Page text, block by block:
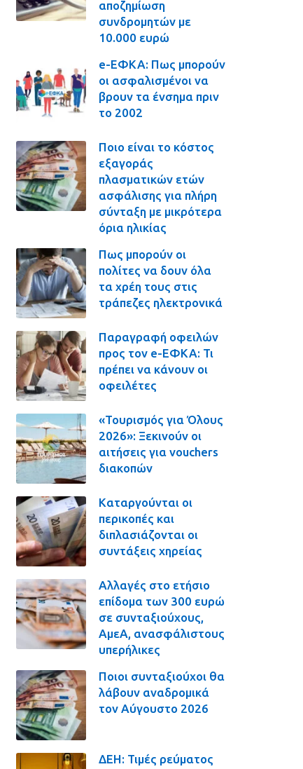
αποζημίωση
συνδρομητών με
10.000 ευρώ
e-ΕΦΚΑ: Πως μπορούν
οι ασφαλισμένοι να
βρουν τα ένσημα πριν
το 2002
Ποιο είναι το κόστος
εξαγοράς
πλασματικών ετών
ασφάλισης για πλήρη
σύνταξη με μικρότερα
όρια ηλικίας
Πως μπορούν οι
πολίτες να δουν όλα
τα χρέη τους στις
τράπεζες ηλεκτρονικά
Παραγραφή οφειλών
προς τον e-ΕΦΚΑ: Τι
πρέπει να κάνουν οι
οφειλέτες
«Τουρισμός για Όλους
2026»: Ξεκινούν οι
αιτήσεις για vouchers
διακοπών
Καταργούνται οι
περικοπές και
διπλασιάζονται οι
συντάξεις χηρείας
Αλλαγές στο ετήσιο
επίδομα των 300 ευρώ
σε συνταξιούχους,
ΑμεΑ, ανασφάλιστους
υπερήλικες
Ποιοι συνταξιούχοι θα
λάβουν αναδρομικά
τον Αύγουστο 2026
ΔΕΗ: Τιμές ρεύματος